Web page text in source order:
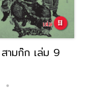
สามก๊ก เล่ม 9